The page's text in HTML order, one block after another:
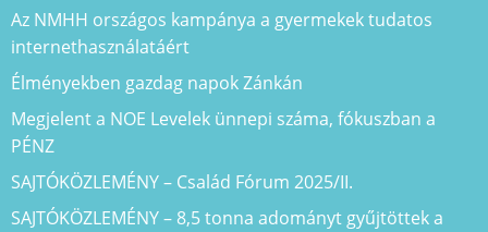
Az NMHH országos kampánya a gyermekek tudatos
internethasználatáért
Élményekben gazdag napok Zánkán
Megjelent a NOE Levelek ünnepi száma, fókuszban a
PÉNZ
SAJTÓKÖZLEMÉNY – Család Fórum 2025/II.
SAJTÓKÖZLEMÉNY – 8,5 tonna adományt gyűjtöttek a